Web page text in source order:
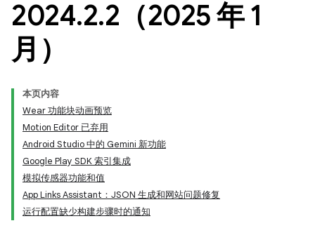
2024.2.2（2025 年 1
月）
本页内容
Wear 功能块动画预览
Motion Editor 已弃用
Android Studio 中的 Gemini 新功能
Google Play SDK 索引集成
模拟传感器功能和值
App Links Assistant：JSON 生成和网站问题修复
运行配置缺少构建步骤时的通知